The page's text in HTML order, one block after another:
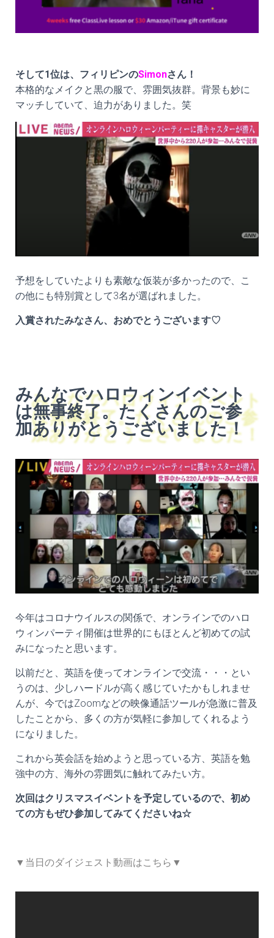
そして1位は、フィリピンのSimonさん！
本格的なメイクと黒の服で、雰囲気抜群。背景も妙に
マッチしていて、迫力がありました。笑
予想をしていたよりも素敵な仮装が多かったので、こ
の他にも特別賞として3名が選ばれました。
入賞されたみなさん、おめでとうございます♡
みんなでハロウィンイベント
は無事終了。たくさんのご参
加ありがとうございました！
今年はコロナウイルスの関係で、オンラインでのハロ
ウィンパーティ開催は世界的にもほとんど初めての試
みになったと思います。
以前だと、英語を使ってオンラインで交流・・・とい
うのは、少しハードルが高く感じていたかもしれませ
んが、今ではZoomなどの映像通話ツールが急激に普及
したことから、多くの方が気軽に参加してくれるよう
になりました。
これから英会話を始めようと思っている方、英語を勉
強中の方、海外の雰囲気に触れてみたい方。
次回はクリスマスイベントを予定しているので、初め
ての方もぜひ参加してみてくださいね☆
▼当日のダイジェスト動画はこちら▼